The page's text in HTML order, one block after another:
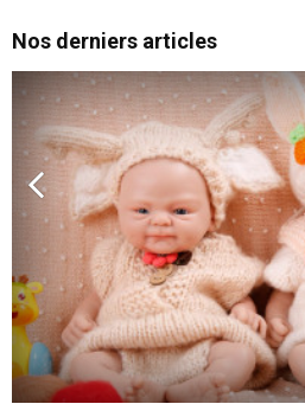
Nos derniers articles